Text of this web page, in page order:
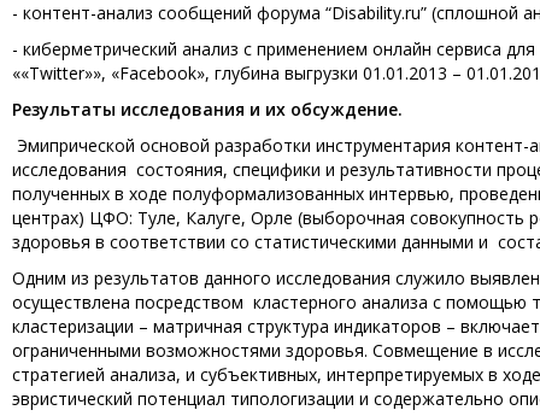
- контент-анализ сообщений форума “Disability.ru”
- киберметрический анализ с применением онлайн сервиса
««Twitter»», «Facebook», глубина выгрузки 01.01.2013 –
Результаты исследования и их обсуждение.
Эмипрической основой разработки инструментария
исследования состояния, специфики и результативности
полученных в ходе полуформализованных интервью,
центрах) ЦФО: Туле, Калуге, Орле (выборочная совокупность
здоровья в соответствии со статистическими данными и
Одним из результатов данного исследования служило
осуществлена посредством кластерного анализа с помощью
кластеризации – матричная структура индикаторов –
ограниченными возможностями здоровья. Совмещение в
стратегией анализа, и субъективных, интерпретируемых в
эвристический потенциал типологизации и содержательно